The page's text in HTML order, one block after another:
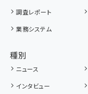
調査レポート
業務システム
種別
ニュース
インタビュー